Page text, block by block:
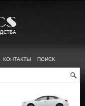
КОНТАКТЫ ПОИСК